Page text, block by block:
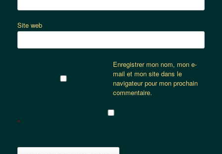
Site web
Enregistrer mon nom, mon e-
mail et mon site dans le
navigateur pour mon prochain
commentaire.
*